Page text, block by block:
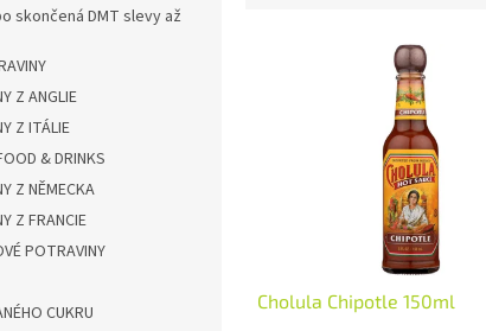
skončená DMT slevy až
Z ANGLIE
Z ITÁLIE
& DRINKS
Z NĚMECKA
Z FRANCIE
POTRAVINY
CUKRU
Cholula Chipotle 150ml